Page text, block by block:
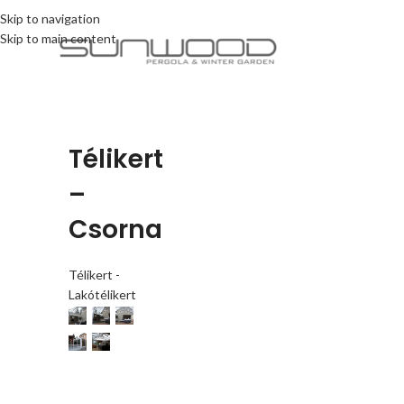
Skip to navigation
Skip to main content
Télikert
–
Csorna
Télikert -
Lakótélikert